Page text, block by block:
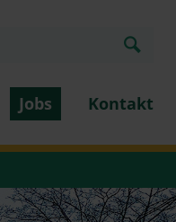
Jobs Kontakt